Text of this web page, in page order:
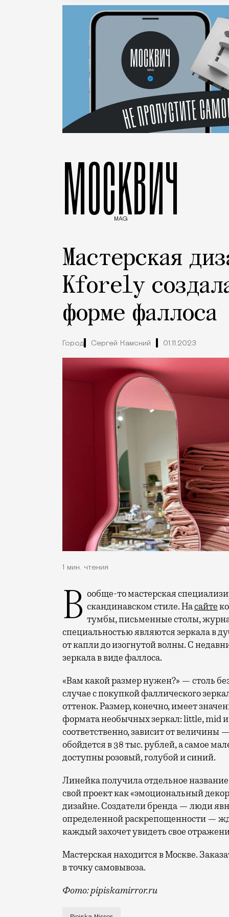
МОСКВИЧ
MAG
Мастерская
Kforely
форме фаллоса
Город Сергей Камский 01.11.2023
1 мин. чтения
Вообще-то мастерская специализируется на изготовлении мебели в скандинавском стиле. Насайте
тумбы, письменные столы,
специальностью являются зеркала в
от капли до изогнутой волны. С
зеркала в виде фаллоса.
«Вам какой размер нужен?» — столь
случае с покупкой фаллического
оттенок. Размер, конечно, имеет
формата необычных зеркал: little, mid
соответственно, зависит от величины
обойдется в 38 тыс. рублей, а самое
доступны розовый, голубой и синий.
Линейка получила отдельное
свой проект как «эмоциональный
дизайне. Создатели бренда — люди
определенной раскрепощенности —
каждый захочет увидеть свое
Мастерская находится в Москве.
в точку самовывоза.
Фото: pipiskamirror.ru
Вообще-то мастерская